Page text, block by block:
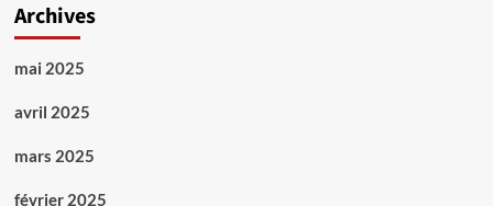
Archives
mai 2025
avril 2025
mars 2025
février 2025